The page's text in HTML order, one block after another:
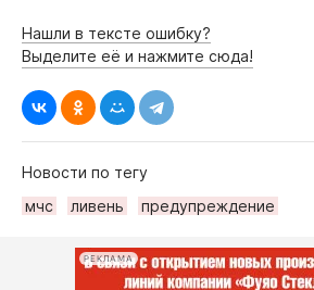
Нашли в тексте ошибку?
Выделите её и нажмите сюда!
Новости по тегу
мчс
ливень предупреждение
РЕКЛАМА